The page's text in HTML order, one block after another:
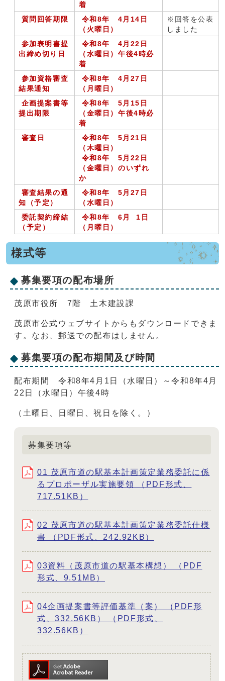
着
質問回答期限
令和8年 4月14日
（火曜日）
※回答を公表
しました
参加表明書提
出締め切り日
令和8年 4月 22日
（水曜日）午後4時必
着
参加資格審査
結果通知
令和8年 4月27日
（月曜日）
企画提案書等
提出期限
令和8年 5月15日
（金曜日）午後4時必
着
審査日
令和8年 5月21日
（木曜日）
令和8年 5月22日
（金曜日）のいずれ
か
審査結果の通
知（予定）
令和8年 5月 27 日
（水曜日）
委託契約締結
（予定）
令和8年 6月 1 日
（月曜日）
様式等
募集要項の配布場所
茂原市役所 7階 土木建設課
茂原市公式ウェブサイトからもダウンロードできま
す。なお、郵送での配布はしません。
募集要項の配布期間及び時間
配布期間 令和8年4月1日（水曜日）～令和8年4月
22日（水曜日）午後4時
（土曜日、日曜日、祝日を除く。）
募集要項等
01 茂原市道の駅基本計画策定業務委託に係
るプロポーザル実施要領 （PDF形式、
717.51KB）
02 茂原市道の駅基本計画策定業務委託仕様
書 （PDF形式、242.92KB）
03資料（茂原市道の駅基本構想） （PDF
形式、9.51MB）
04企画提案書等評価基準（案） （PDF形
式、332.56KB） （PDF形式、
332.56KB）